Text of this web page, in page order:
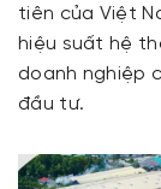
tiên của Việt
hiệu suất hệ
doanh nghiệp
đầu tư.